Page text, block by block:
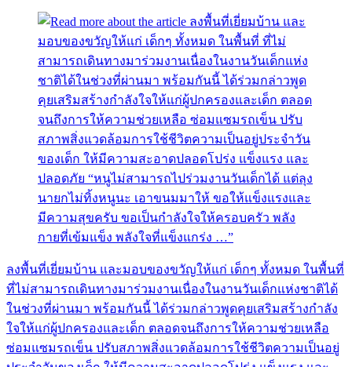
ลงพื้นที่เยี่ยมบ้าน และมอบของขวัญให้แก่ เด็กๆ ทั้งหมด ในพื้นที่
ที่ไม่สามารถเดินทางมาร่วมงานเนื่องในงานวันเด็กแห่งชาติได้
ในช่วงที่ผ่านมา พร้อมกันนี้ ได้ร่วมกล่าวพูดคุยเสริมสร้างกำลัง
ใจให้แก่ผู้ปกครองและเด็ก ตลอดจนถึงการให้ความช่วยเหลือ
ซ่อมแซมรถเข็น ปรับสภาพสิ่งแวดล้อมการใช้ชีวิตความเป็นอยู่